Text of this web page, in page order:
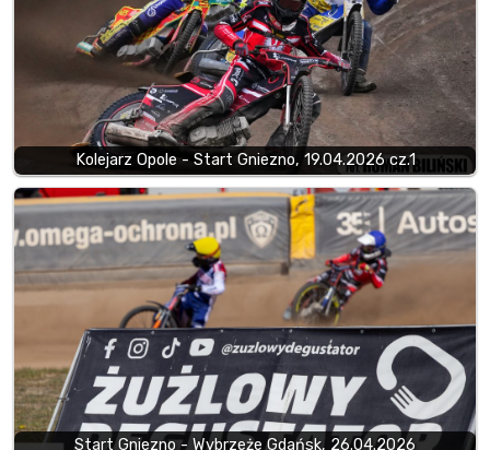
Kolejarz Opole - Start Gniezno, 19.04.2026 cz.1
Start Gniezno - Wybrzeże Gdańsk, 26.04.2026